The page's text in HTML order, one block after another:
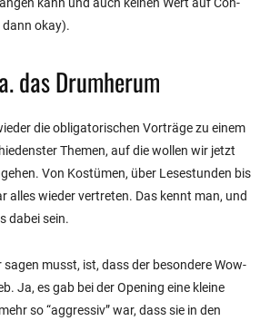
okay).
das Drumherum
die obligatorischen Vorträge zu einem
Themen, auf die wollen wir jetzt
Von Kostümen, über Lesestunden bis
alles wieder vertreten. Das kennt man, und
dabei sein.
musst, ist, dass der besondere Wow-
Ja, es gab bei der Opening eine kleine
so “aggressiv” war, dass sie in den